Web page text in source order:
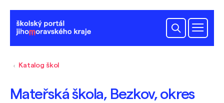
Katalog škol
Mateřská škola, Bezkov, okres